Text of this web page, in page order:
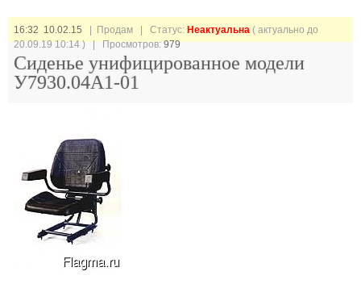
16:32 10.02.15 | Продам | Статус: Неактуальна ( актуально до
20.09.19 10:14 ) | Просмотров:979
Сиденье унифицированное модели
У7930.04А1-01